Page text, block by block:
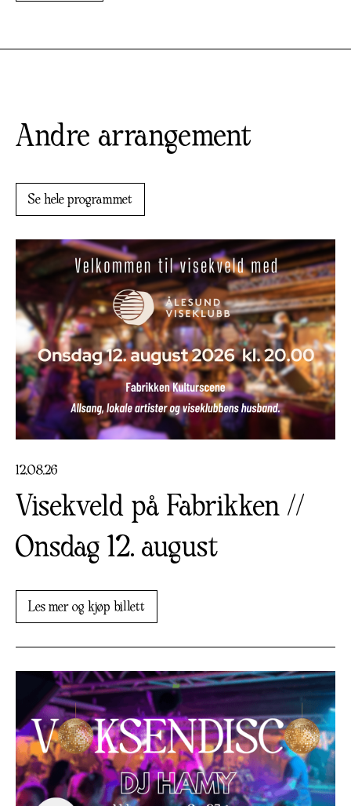
Andre arrangement
Se hele programmet
12.08.26
Visekveld på Fabrikken //
Onsdag 12. august
Les mer og kjøp billett